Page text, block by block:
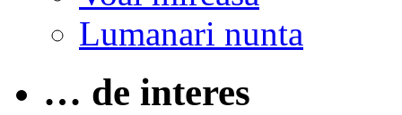
Lumanari nunta
… de interes